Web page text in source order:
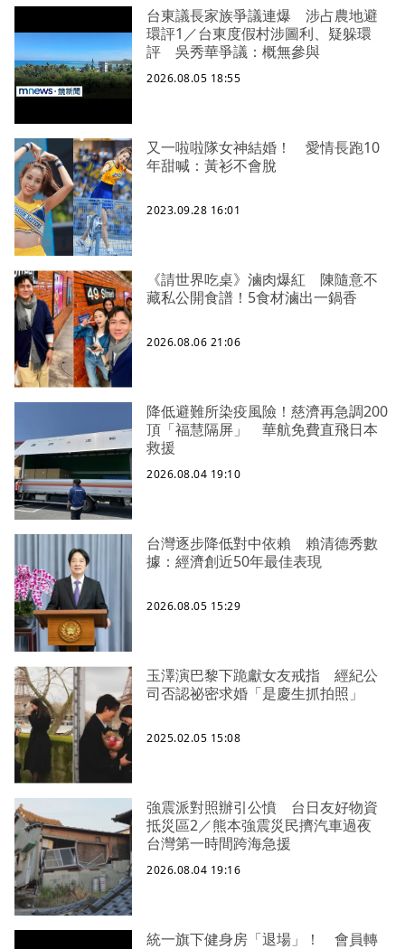
台東議長家族爭議連爆 涉占農地避
環評1／台東度假村涉圖利、疑躲環
評 吳秀華爭議：概無參與
2026.08.05 18:55
又一啦啦隊女神結婚！ 愛情長跑10
年甜喊：黃衫不會脫
2023.09.28 16:01
《請世界吃桌》滷肉爆紅 陳隨意不
藏私公開食譜！5食材滷出一鍋香
2026.08.06 21:06
降低避難所染疫風險！慈濟再急調200
頂「福慧隔屏」 華航免費直飛日本
救援
2026.08.04 19:10
台灣逐步降低對中依賴 賴清德秀數
據：經濟創近50年最佳表現
2026.08.05 15:29
玉澤演巴黎下跪獻女友戒指 經紀公
司否認祕密求婚「是慶生抓拍照」
2025.02.05 15:08
強震派對照辦引公憤 台日友好物資
抵災區2／熊本強震災民擠汽車過夜
台灣第一時間跨海急援
2026.08.04 19:16
統一旗下健身房「退場」！ 會員轉